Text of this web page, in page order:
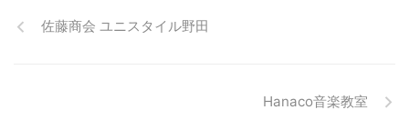
佐藤商会 ユニスタイル野田
Hanaco音楽教室